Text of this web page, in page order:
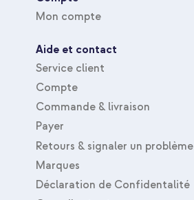
Mon compte
Aide et contact
Service client
Compte
Commande & livraison
Payer
Retours & signaler un problème
Marques
Déclaration de Confidentalité